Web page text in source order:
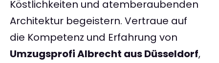
Köstlichkeiten und atemberaubenden
Architektur begeistern. Vertraue auf
die Kompetenz und Erfahrung von
Umzugsprofi Albrecht aus Düsseldorf,